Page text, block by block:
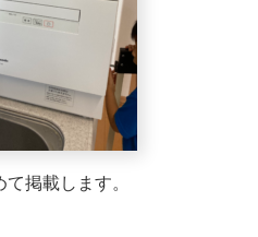
掲載します。